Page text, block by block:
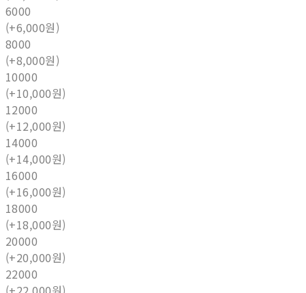
6000
(+6,000원)
8000
(+8,000원)
10000
(+10,000원)
12000
(+12,000원)
14000
(+14,000원)
16000
(+16,000원)
18000
(+18,000원)
20000
(+20,000원)
22000